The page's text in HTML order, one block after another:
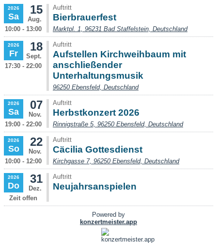
2026
Sa
15
Aug.
10:00 - 13:00
Bierbrauerfest
Auftritt
Marktpl. 1, 96231 Bad Staffelstein, Deutschland
2026
Fr
18
Sept.
17:30 - 22:00
Aufstellen Kirchweihbaum mit
anschließender
Unterhaltungsmusik
Auftritt
96250 Ebensfeld, Deutschland
2026
Sa
07
Nov.
19:00 - 22:00
Herbstkonzert 2026
Auftritt
Rinnigstraße 5, 96250 Ebensfeld, Deutschland
2026
So
22
Nov.
10:00 - 12:00
Cäcilia Gottesdienst
Auftritt
Kirchgasse 7, 96250 Ebensfeld, Deutschland
2026
Do
31
Dez.
Zeit offen
Neujahrsanspielen
Auftritt
Powered by
konzertmeister.app